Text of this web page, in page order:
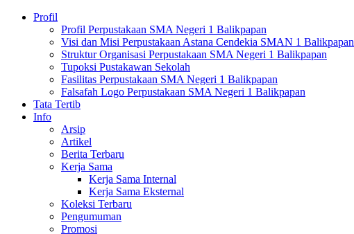
Profil
Profil Perpustakaan SMA Negeri 1 Balikpapan
Visi dan Misi Perpustakaan Astana Cendekia SMAN 1 Balikpapan
Struktur Organisasi Perpustakaan SMA Negeri 1 Balikpapan
Tupoksi Pustakawan Sekolah
Fasilitas Perpustakaan SMA Negeri 1 Balikpapan
Falsafah Logo Perpustakaan SMA Negeri 1 Balikpapan
Tata Tertib
Info
Arsip
Artikel
Berita Terbaru
Kerja Sama
Kerja Sama Internal
Kerja Sama Eksternal
Koleksi Terbaru
Pengumuman
Promosi